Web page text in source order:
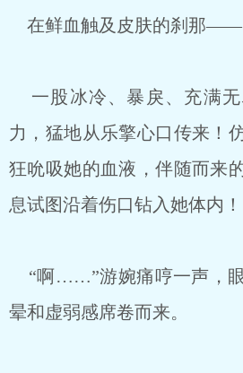
在鲜血触及皮肤的刹那——
一股冰冷、暴戾、充满无
力，猛地从乐擎心口传来！
狂吮吸她的血液，伴随而来
息试图沿着伤口钻入她体内！
“啊……”游婉痛哼一声，
晕和虚弱感席卷而来。